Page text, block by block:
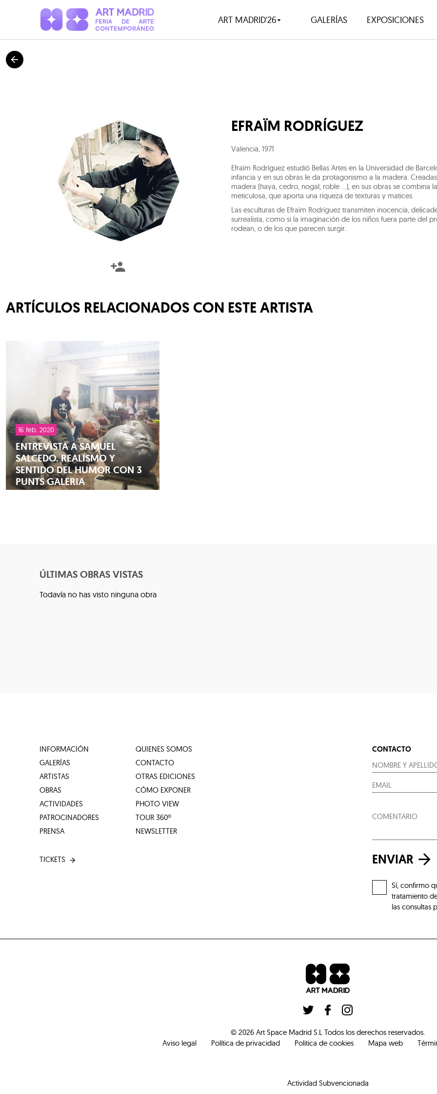
ART MADRID'26 GALERÍAS EXPOSICIONES
EFRAÏM RODRÍGUEZ
Valencia, 1971
Efraïm Rodríguez estudió Bellas Artes en la Universidad de
infancia y en sus obras le da protagonismo a la madera.
madera (haya, cedro, nogal, roble ...), en sus obras se combina
meticulosa, que aporta una riqueza de texturas y matices.
Las esculturas de Efraïm Rodríguez transmiten inocencia,
surrealista, como si la imaginación de los niños fuera parte del
rodean, o de los que parecen surgir.
ARTÍCULOS RELACIONADOS CON ESTE ARTISTA
16 feb. 2020
ENTREVISTA A SAMUEL
SALCEDO. REALISMO Y
SENTIDO DEL HUMOR CON 3
PUNTS GALERIA
ÚLTIMAS OBRAS VISTAS
Todavía no has visto ninguna obra
INFORMACIÓN
GALERÍAS
ARTISTAS
OBRAS
ACTIVIDADES
PATROCINADORES
PRENSA
TICKETS
QUIENES SOMOS
CONTACTO
OTRAS EDICIONES
CÓMO EXPONER
PHOTO VIEW
TOUR 360º
NEWSLETTER
CONTACTO
ENVIAR
Sí, confirmo
tratamiento
las consultas
© 2026 Art Space Madrid S.L Todos los derechos reservados
Aviso legal
Política de privacidad Politica de cookies Mapa web
Actividad Subvencionada